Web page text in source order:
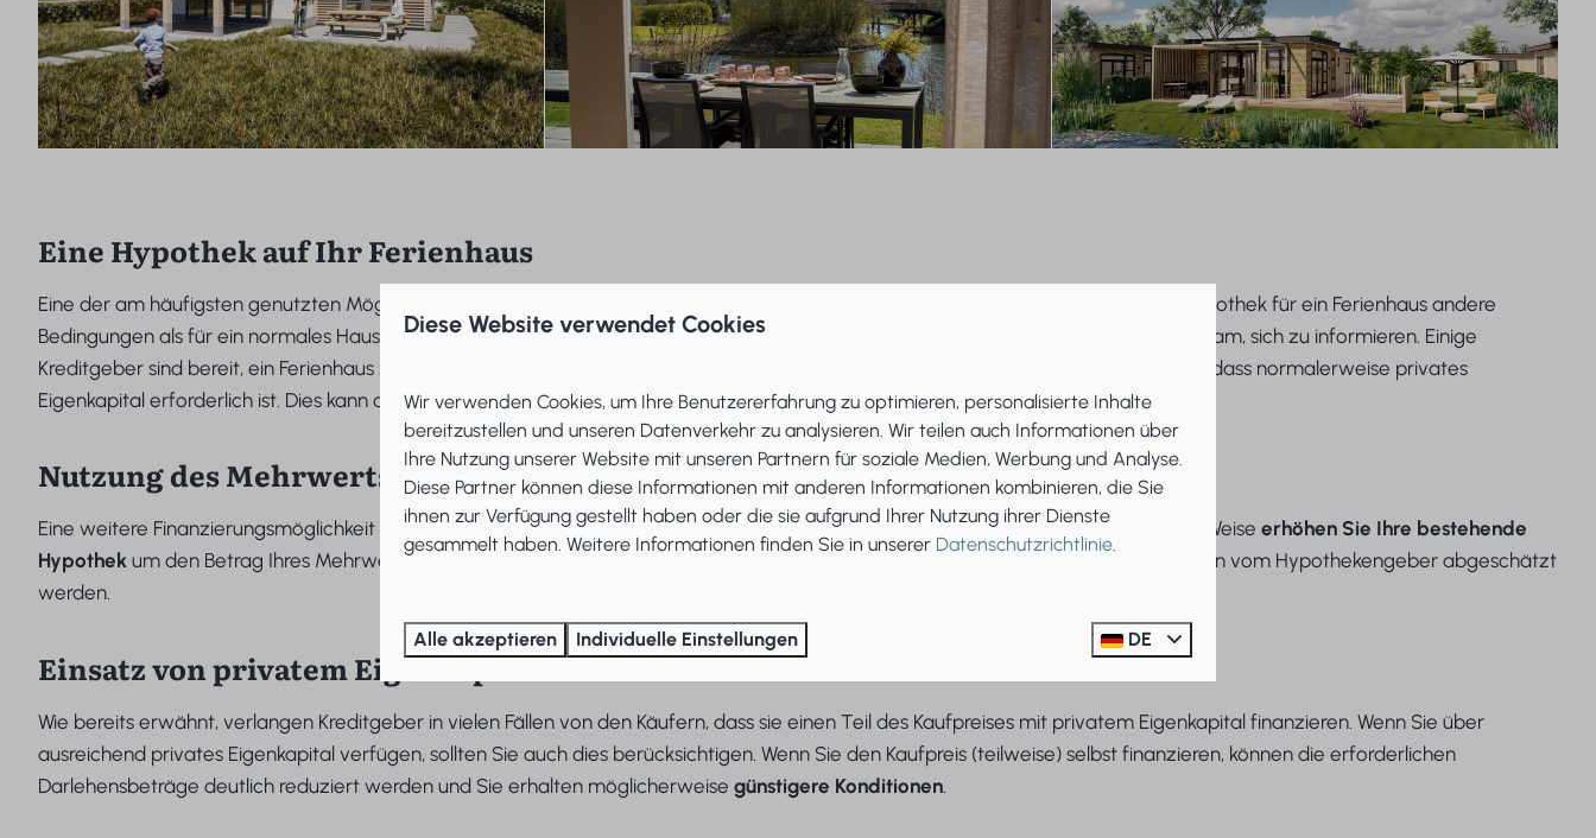
Eine Hypothek auf Ihr Ferienhaus
Eine der am häufigsten genutzten Möglichkeiten zur Finanzierung eines Ferienhauses ist eine Hypothek. Allerdings gelten für eine Hypothek für ein Ferienhaus andere
Bedingungen als für ein normales Haus. Aus diesem Grund bieten nicht alle Kreditgeber Hypothekenoptionen an, und es ist daher ratsam, sich zu informieren. Einige
Kreditgeber sind bereit, ein Ferienhaus zu finanzieren,
, was bedeutet, dass normalerweise privates
Eigenkapital erforderlich ist. Dies kann auch durch die Nutzung des Mehrwerts Ihres derzeitigen Hauses gelöst werden.
Nutzung des Mehrwerts Ihres Hauptwohnsitzes
Eine weitere Finanzierungsmöglichkeit für ein Ferienhaus besteht darin, das Eigenkapital Ihres Hauptwohnsitzes zu nutzen. Auf diese Weiseerhöhen Sie Ihre bestehende
Hypothek um den Betrag Ihres Mehrwerts. Mit diesem Kapital können Sie dann Ihr Ferienhaus kaufen. Die Möglichkeiten hierfür müssen vom Hypothekengeber abgeschätzt
werden.
Einsatz von privatem Eigenkapital
Wie bereits erwähnt, verlangen Kreditgeber in vielen Fällen von den Käufern, dass sie einen Teil des Kaufpreises mit privatem Eigenkapital finanzieren. Wenn Sie über
ausreichend privates Eigenkapital verfügen, sollten Sie auch dies berücksichtigen. Wenn Sie den Kaufpreis (teilweise) selbst finanzieren, können die erforderlichen
Darlehensbeträge deutlich reduziert werden und Sie erhalten möglicherweisegünstigere Konditionen.
Diese Website verwendet Cookies
Wir verwenden Cookies, um Ihre Benutzererfahrung zu optimieren, personalisierte Inhalte
bereitzustellen und unseren Datenverkehr zu analysieren. Wir teilen auch Informationen über
Ihre Nutzung unserer Website mit unseren Partnern für soziale Medien, Werbung und Analyse.
Diese Partner können diese Informationen mit anderen Informationen kombinieren, die Sie
ihnen zur Verfügung gestellt haben oder die sie aufgrund Ihrer Nutzung ihrer Dienste
gesammelt haben. Weitere Informationen finden Sie in unserer Datenschutzrichtlinie
Alle akzeptieren Individuelle Einstellungen DE